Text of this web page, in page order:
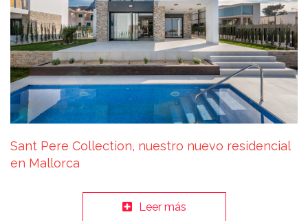
Sant Pere Collection, nuestro nuevo residencial
en Mallorca
Leer más